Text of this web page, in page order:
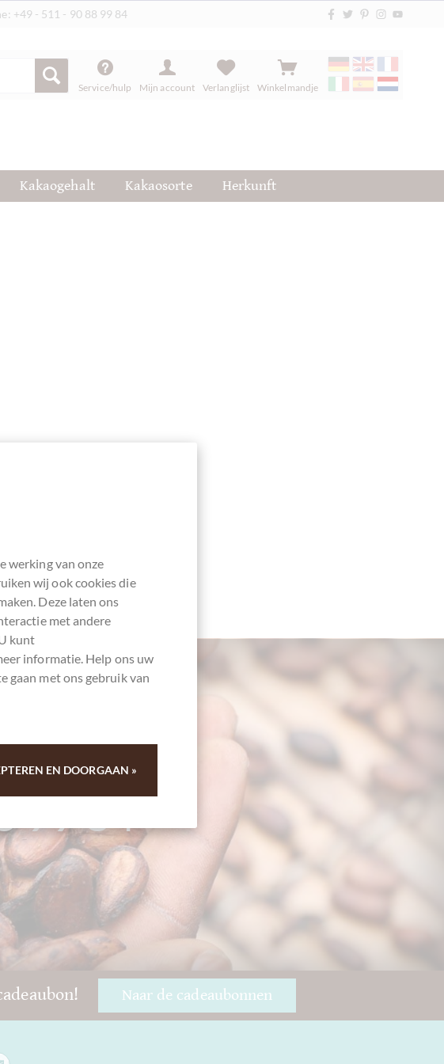
+49 - 511 - 90 88 99 84
Service/hulp Mijn account Verlanglijst Winkelmandje
Kakaogehalt Kakaosorte Herkunft
99 84
Naar de cadeaubonnen
werking van onze
wij ook cookies die
Deze laten ons
met andere
kunt
informatie. Help ons uw
gaan met ons gebruik van
EN DOORGAAN »